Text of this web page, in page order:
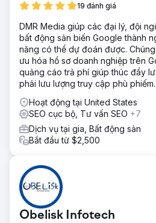
19 đánh giá
DMR Media giúp các đại lý, đội
bất động sản biến Google thành
năng có thể dự đoán được.
ưu hóa hồ sơ doanh nghiệp trên
quảng cáo trả phí giúp thúc đẩy
phải lưu lượng truy cập phù phiếm.
Hoạt động tại United States
SEO cục bộ, Tư vấn SEO +7
Dịch vụ tại gia, Bất động sản
Bắt đầu từ $2,500
Obelisk Infotech